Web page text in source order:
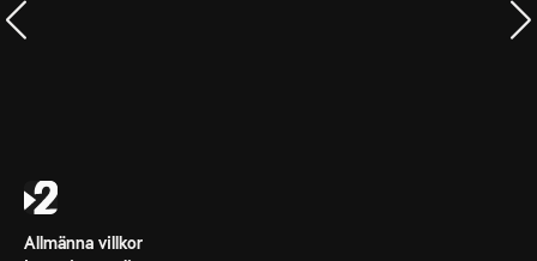
Allmänna villkor